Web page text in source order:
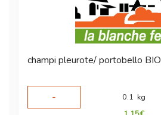
champi pleurote/ portobello BIO
-
0.1 kg